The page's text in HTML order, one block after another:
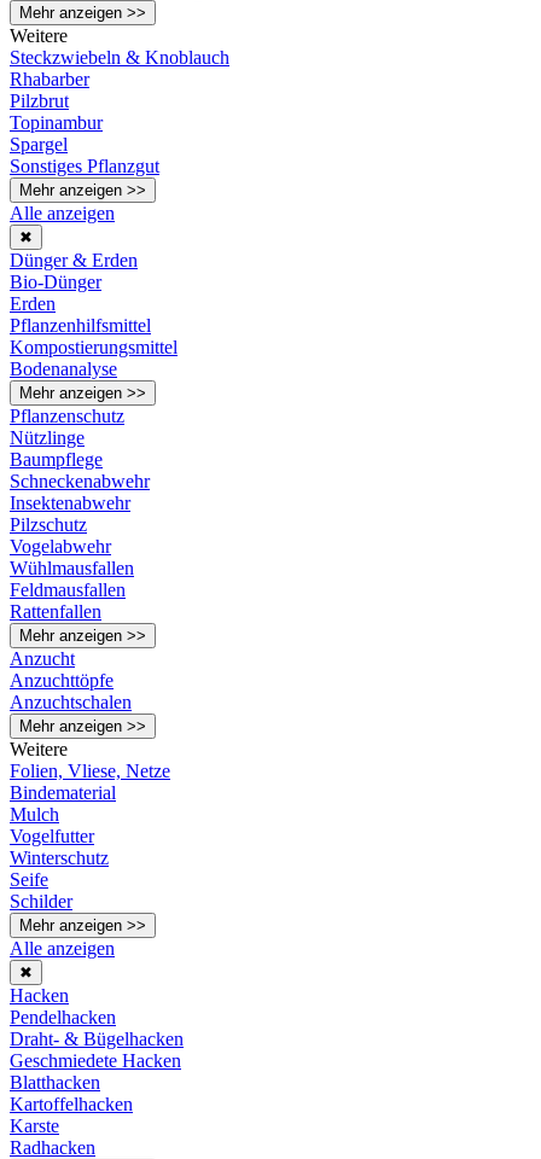
Mehr anzeigen >>
Weitere
Steckzwiebeln & Knoblauch
Rhabarber
Pilzbrut
Topinambur
Spargel
Sonstiges Pflanzgut
Mehr anzeigen >>
Alle anzeigen
✖
Dünger & Erden
Bio-Dünger
Erden
Pflanzenhilfsmittel
Kompostierungsmittel
Bodenanalyse
Mehr anzeigen >>
Pflanzenschutz
Nützlinge
Baumpflege
Schneckenabwehr
Insektenabwehr
Pilzschutz
Vogelabwehr
Wühlmausfallen
Feldmausfallen
Rattenfallen
Mehr anzeigen >>
Anzucht
Anzuchttöpfe
Anzuchtschalen
Mehr anzeigen >>
Weitere
Folien, Vliese, Netze
Bindematerial
Mulch
Vogelfutter
Winterschutz
Seife
Schilder
Mehr anzeigen >>
Alle anzeigen
✖
Hacken
Pendelhacken
Draht- & Bügelhacken
Geschmiedete Hacken
Blatthacken
Kartoffelhacken
Karste
Radhacken